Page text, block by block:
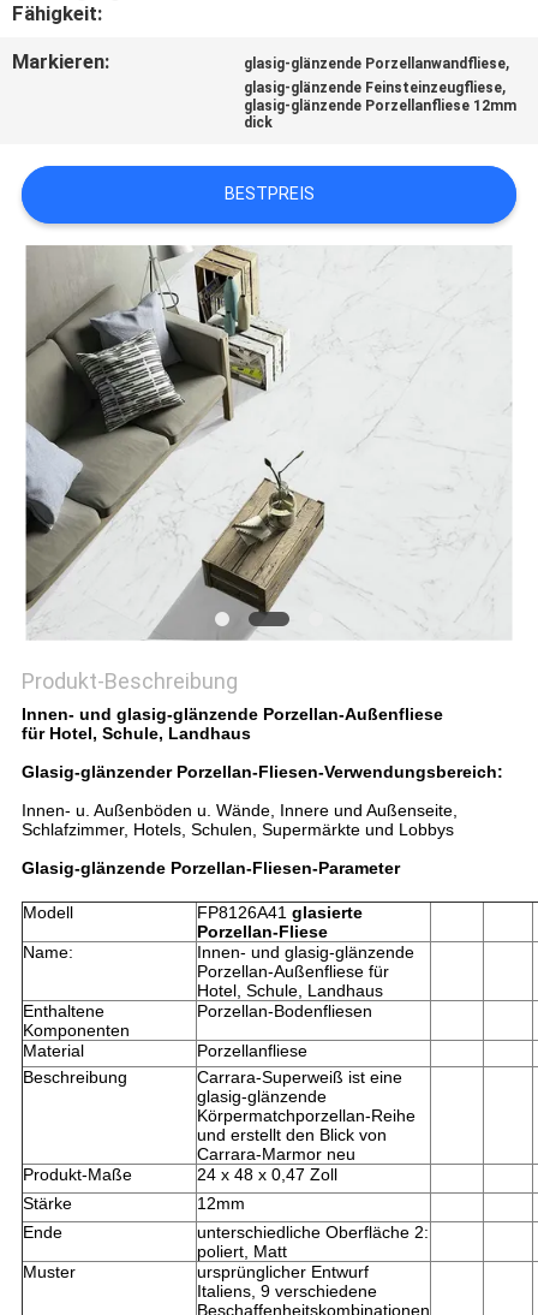
EIN
ANGEBOT
DATENSCHUTZRICHTLINIE
Fähigkeit:
Markieren: glasig-glänzende Porzellanwandfliese,
glasig-glänzende Feinsteinzeugfliese,
glasig-glänzende Porzellanfliese 12mm
dick
BESTPREIS
Produkt-Beschreibung
Innen- und glasig-glänzende Porzellan-Außenfliese
für Hotel, Schule, Landhaus
Glasig-glänzender Porzellan-Fliesen-Verwendungsbereich:
Innen- u. Außenböden u. Wände, Innere und Außenseite,
Schlafzimmer, Hotels, Schulen, Supermärkte und Lobbys
Glasig-glänzende Porzellan-Fliesen-Parameter
Modell FP8126A41 glasierte
Porzellan-Fliese
Name:
Innen- und glasig-glänzende
Porzellan-Außenfliese für
Hotel, Schule, Landhaus
Enthaltene
Komponenten
Porzellan-Bodenfliesen
Material
Porzellanfliese
Beschreibung
Carrara-Superweiß ist eine
glasig-glänzende
Körpermatchporzellan-Reihe
und erstellt den Blick von
Carrara-Marmor neu
Produkt-Maße
24 x 48 x 0,47 Zoll
Stärke
12mm
Ende
unterschiedliche Oberfläche 2:
poliert, Matt
Muster
ursprünglicher Entwurf
Italiens, 9 verschiedene
Beschaffenheitskombinationen